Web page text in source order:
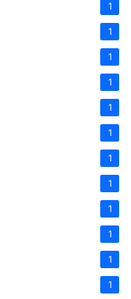
1
1
1
1
1
1
1
1
1
1
1
1